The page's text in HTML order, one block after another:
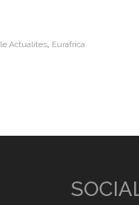
Actualites Eurafrica